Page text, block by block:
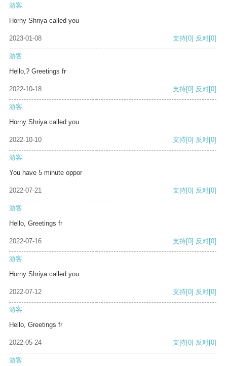
游客
Horny Shriya called you
2023-01-08 支持[0] 反对[0]
游客
Hello,? Greetings fr
2022-10-18 支持[0] 反对[0]
游客
Horny Shriya called you
2022-10-10 支持[0] 反对[0]
游客
You have 5 minute oppor
2022-07-21 支持[0] 反对[0]
游客
Hello, Greetings fr
2022-07-16 支持[0] 反对[0]
游客
Horny Shriya called you
2022-07-12 支持[0] 反对[0]
游客
Hello, Greetings fr
2022-05-24 支持[0] 反对[0]
游客